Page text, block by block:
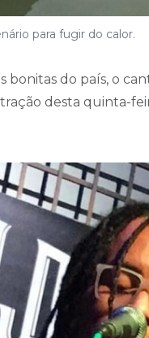
para fugir do calor.
bonitas do país, o
desta quinta-